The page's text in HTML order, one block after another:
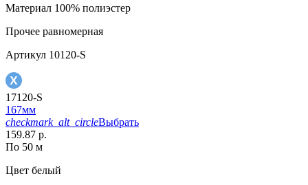
Материал 100% полиэстер
Прочее равномерная
Артикул 10120-S
17120-S
167мм
checkmark_alt_circleВыбрать
159.87 р.
По 50 м
Цвет белый